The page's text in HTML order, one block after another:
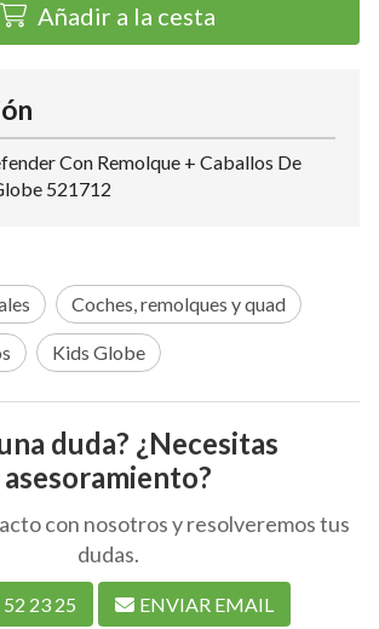
Añadir a la cesta
Con Remolque + Caballos De
521712
Coches, remolques y quad
Kids Globe
duda? ¿Necesitas
asesoramiento?
con nosotros y resolveremos tus
dudas.
23 25 ENVIAR EMAIL